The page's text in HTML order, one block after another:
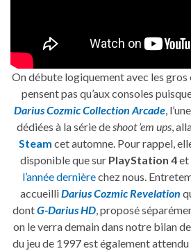
On débute logiquement avec les gros
pensent pas qu’aux consoles
Darius Cozmic Collection Arcade,
dédiées à la série deshoot ’em ups,
Steam cet automne. Pour rappel,
disponible que sur PlayStation 4et
l’année dernièrechez nous.
accueilliDarius Cozmic Revelation
dontG-Darius HD, proposé
on le verra demain dans notre bilan
du jeu de 1997 est également